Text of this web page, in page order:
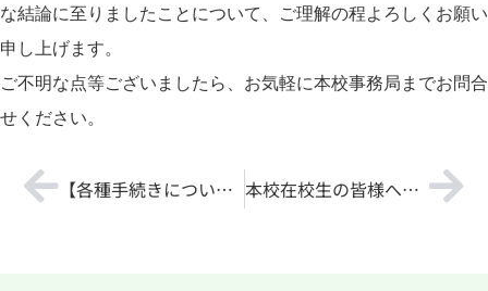
な結論に至りましたことについて、ご理解の程よろしくお願い
申し上げます。
ご不明な点等ございましたら、お気軽に本校事務局までお問合
せください。
【各種手続きについて】（2020/05/01） 本校在校生の皆様へ（2020/05/01）